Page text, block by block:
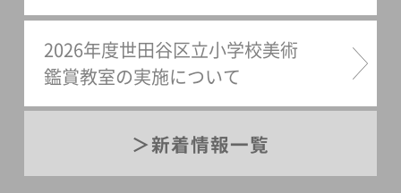
2026年度世田谷区立小学校美術
鑑賞教室の実施について
新着情報一覧